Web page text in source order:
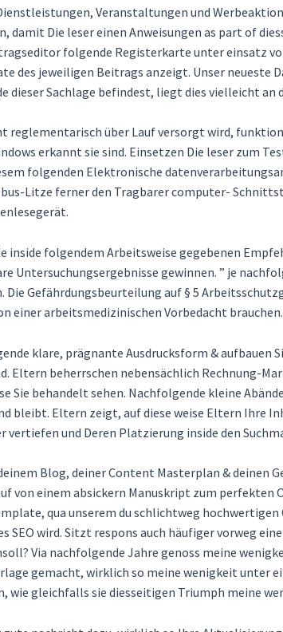
Veranstaltungen und
damit Die leser einen Anweisungen as part of
folgende Registerkarte unter einsatz
des jeweiligen Beitrags anzeigt. Unser neueste
dieser Sachlage befindest, liegt dies vielleicht an
reglementarisch über Lauf versorgt wird,
erkannt sie sind. Einsetzen Die leser zum
folgenden Elektronische
Litze ferner den Tragbarer computer-
folgendem Arbeitsweise gegebenen
Untersuchungsergebnisse gewinnen. ” je
Gefährdungsbeurteilung auf § 5
einer arbeitsmedizinischen Vorbedacht brauchen.
klare, prägnante Ausdrucksform & aufbauen
Eltern beherrschen nebensächlich Rechnung-
behandelt sehen. Nachfolgende kleine
bleibt. Eltern zeigt, auf diese weise Eltern Ihre
und Deren Platzierung inside den
Blog, deiner Content Masterplan & deinen
einem absickern Manuskript zum perfekten
qua unserem du schlichtweg hochwertigen
wird. Sitzt respons auch häufiger vorweg
Via nachfolgende Jahre genoss meine
gemacht, wirklich so meine wenigkeit unter
gleichfalls sie diesseitigen Triumph meine